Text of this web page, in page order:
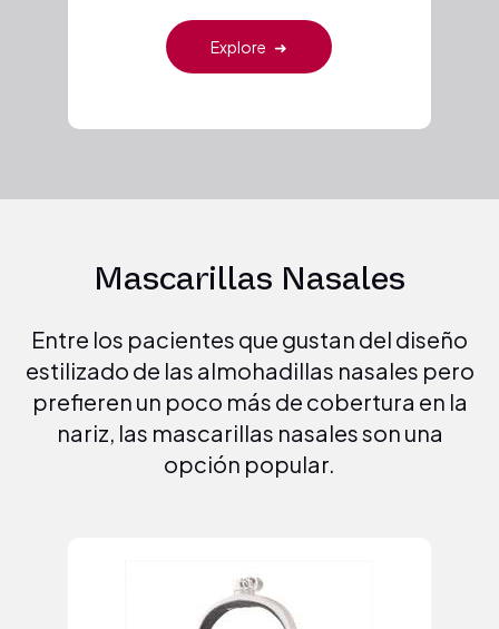
Explore ➜
Mascarillas Nasales
Entre los pacientes que gustan del diseño
estilizado de las almohadillas nasales pero
prefieren un poco más de cobertura en la
nariz, las mascarillas nasales son una
opción popular.